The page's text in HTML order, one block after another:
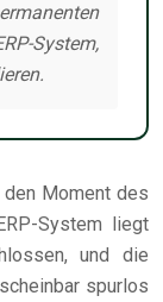
System,
Moment des
System liegt
und die
spurlos